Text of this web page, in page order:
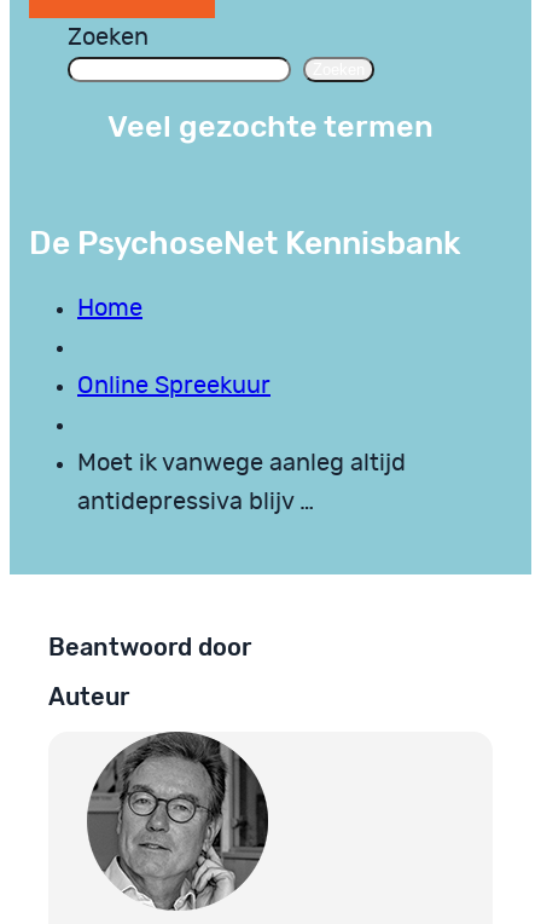
Zoeken
Veel gezochte termen
De PsychoseNet Kennisbank
Home
Online Spreekuur
Moet ik vanwege aanleg altijd
antidepressiva blijv …
Beantwoord door
Auteur